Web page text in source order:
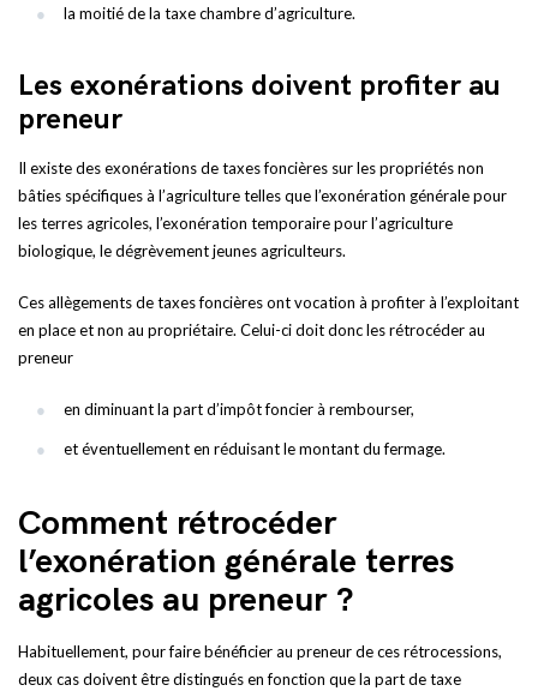
la moitié de la taxe chambre d’agriculture.
Les exonérations doivent profiter au
preneur
Il existe des exonérations de taxes foncières sur les propriétés non
bâties spécifiques à l’agriculture telles que l’exonération générale pour
les terres agricoles, l’exonération temporaire pour l’agriculture
biologique, le dégrèvement jeunes agriculteurs.
Ces allègements de taxes foncières ont vocation à profiter à l’exploitant
en place et non au propriétaire. Celui-ci doit donc les rétrocéder au
preneur
en diminuant la part d’impôt foncier à rembourser,
et éventuellement en réduisant le montant du fermage.
Comment rétrocéder
l’exonération générale terres
agricoles au preneur ?
Habituellement, pour faire bénéficier au preneur de ces rétrocessions,
deux cas doivent être distingués en fonction que la part de taxe